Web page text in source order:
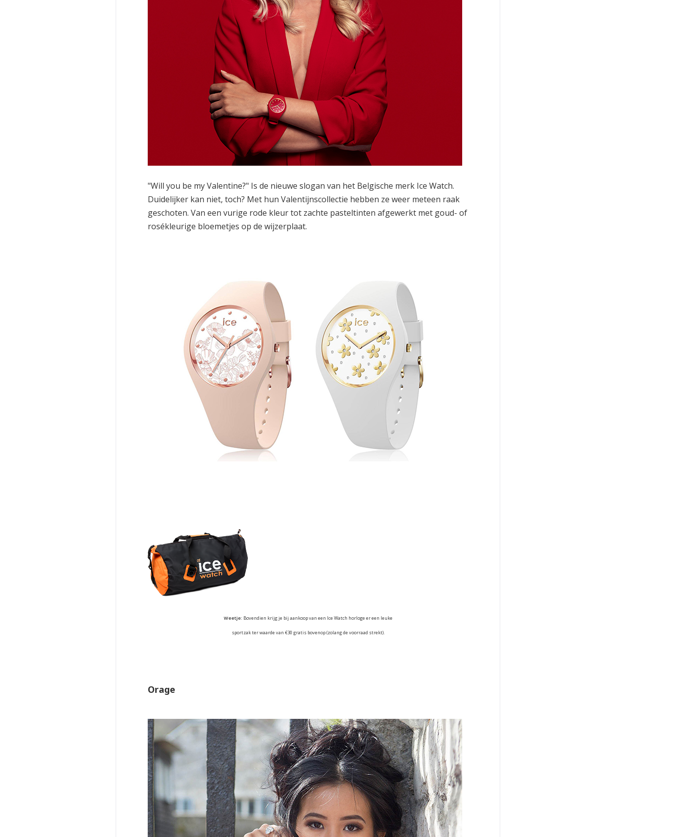
"Will you be my Valentine?" Is de nieuwe slogan van het Belgische merk Ice Watch.
Duidelijker kan niet, toch? Met hun Valentijnscollectie hebben ze weer meteen raak
geschoten. Van een vurige rode kleurtot zachte pasteltinten afgewerkt met goud- of
rosékleurige bloemetjes op de wijzerplaat.
Weetje: Bovendien krijg je bij aankoop van een Ice Watch horloge er een leuke
sportzak ter waarde van €30 gratis bovenop (zolang de voorraad strekt).
Orage